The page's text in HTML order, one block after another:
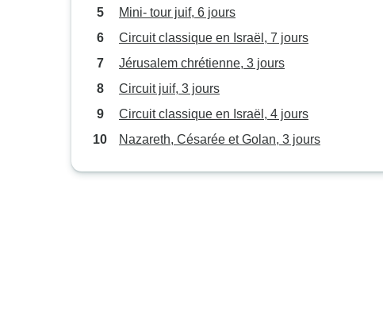
Mini- tour juif, 6 jours
Circuit classique en Israël, 7 jours
Jérusalem chrétienne, 3 jours
Circuit juif, 3 jours
Circuit classique en Israël, 4 jours
Nazareth, Césarée et Golan, 3 jours